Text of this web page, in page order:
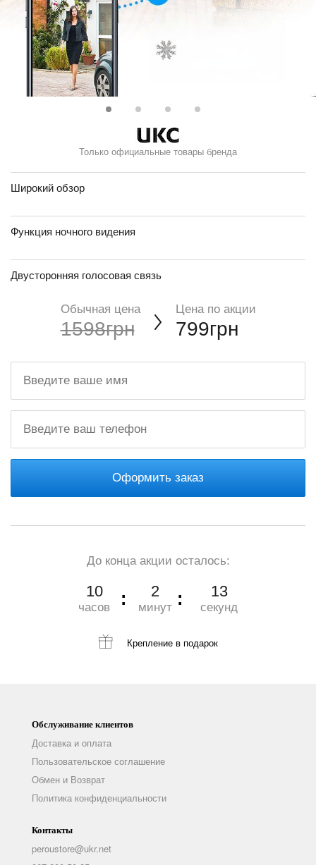
Только официальные товары бренда
Широкий обзор
Функция ночного видения
Двусторонняя голосовая связь
Обычная цена
1598грн
Цена по акции
799грн
Оформить заказ
До конца акции осталось:
10
часов
2
минут
11
секунд
Креплениев подарок
Обслуживание клиентов
Доставка и оплата
Пользовательское соглашение
Обмен и Возврат
Политика конфиденциальности
Контакты
peroustore@ukr.net